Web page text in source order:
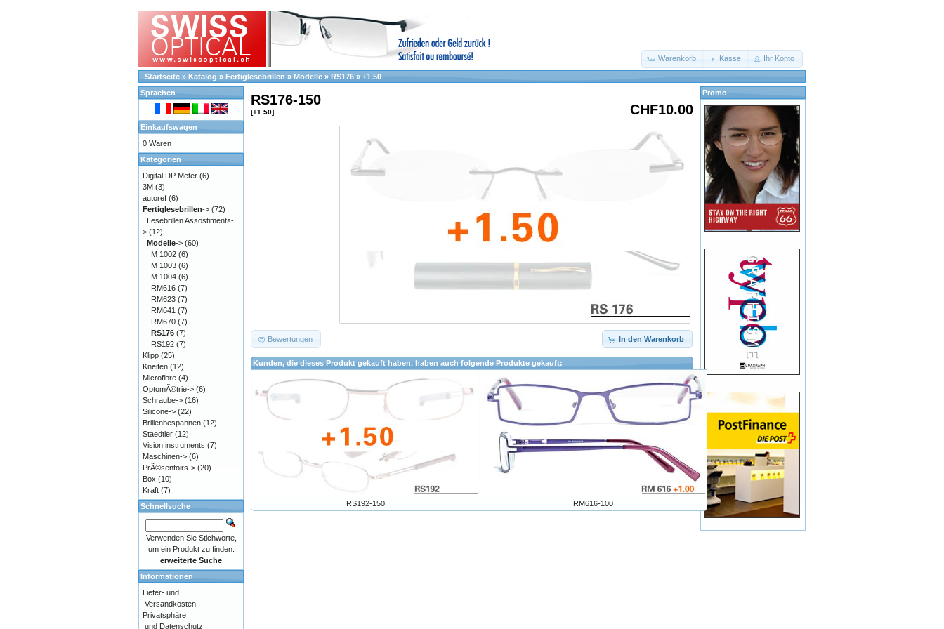
Warenkorb Kasse Ihr Konto
Startseite » Katalog » Fertiglesebrillen » Modelle » RS176 » +1.50
CHF10.00
RS176-150
[+1.50]
In den Warenkorb
Bewertungen
Kunden, die dieses Produkt gekauft haben, haben auch folgende Produkte gekauft:
RS192-150 RM616-100
Sprachen
Einkaufswagen
0 Waren
Kategorien
Digital DP Meter (6)
3M (3)
autoref (6)
Fertiglesebrillen-> (72)
Lesebrillen Assostiments-
> (12)
Modelle-> (60)
M 1002 (6)
M 1003 (6)
M 1004 (6)
RM616 (7)
RM623 (7)
RM641 (7)
RM670 (7)
RS176 (7)
RS192 (7)
Klipp (25)
Kneifen (12)
Microfibre (4)
OptomÃ©trie-> (6)
Schraube-> (16)
Silicone-> (22)
Brillenbespannen (12)
Staedtler (12)
Vision instruments (7)
Maschinen-> (6)
PrÃ©sentoirs-> (20)
Box (10)
Kraft (7)
Schnellsuche
Verwenden Sie Stichworte,
um ein Produkt zu finden.
erweiterte Suche
Informationen
Liefer- und
Versandkosten
Privatsphäre
und Datenschutz
Promo